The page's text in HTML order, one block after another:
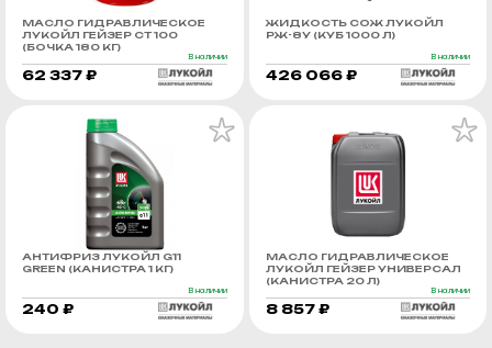
МАСЛО ГИДРАВЛИЧЕСКОЕ
ЛУКОЙЛ ГЕЙЗЕР СТ 100
(БОЧКА 180 КГ)
В наличии
62 337 ₽
ЖИДКОСТЬ СОЖ ЛУКОЙЛ
РЖ-8У (КУБ 1000 Л)
В наличии
426 066 ₽
АНТИФРИЗ ЛУКОЙЛ G11
GREEN (КАНИСТРА 1 КГ)
В наличии
240 ₽
МАСЛО ГИДРАВЛИЧЕСКОЕ
ЛУКОЙЛ ГЕЙЗЕР УНИВЕРСАЛ
(КАНИСТРА 20 Л)
В наличии
8 857 ₽